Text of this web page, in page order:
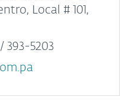
Local # 101,
393-5203